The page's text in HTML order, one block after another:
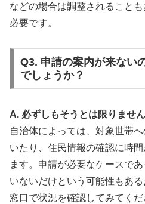
などの場合は調整されること
必要です。
Q3. 申請の案内が来ない
でしょうか？
A. 必ずしもそうとは限りません
自治体によっては、対象世帯
いたり、住民情報の確認に時
ます。申請が必要なケースで
いないだけという可能性もあ
窓口で状況を確認してみてくだ